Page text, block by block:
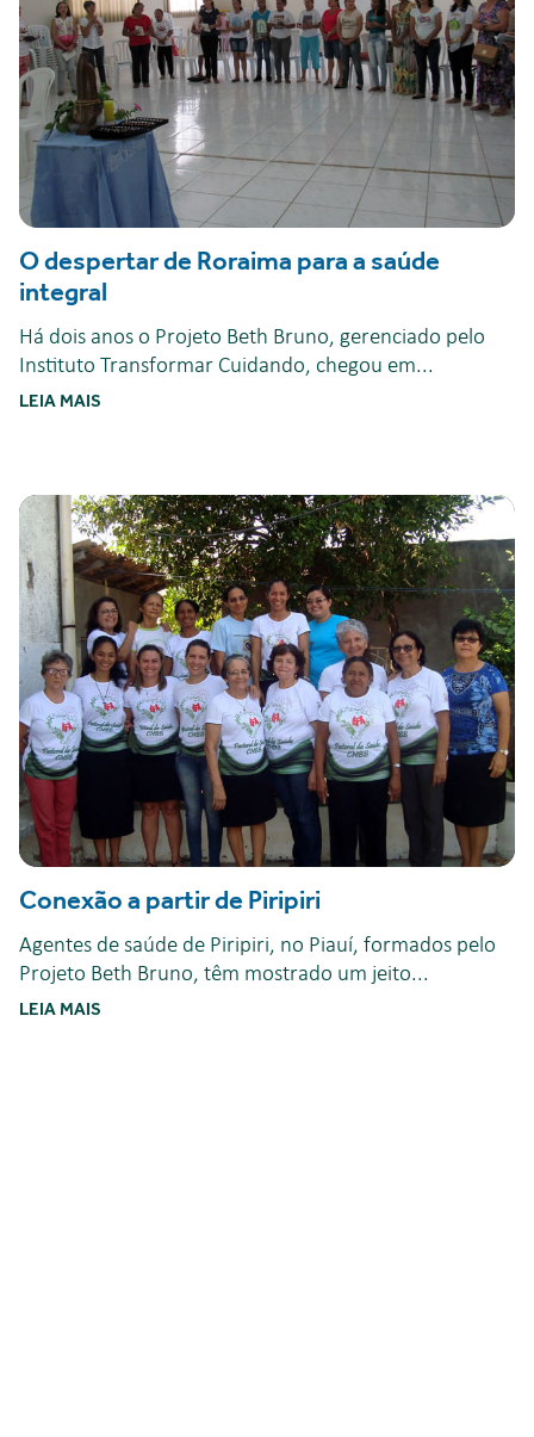
O despertar de Roraima para a saúde
integral
Há dois anos o Projeto Beth Bruno, gerenciado pelo
Instituto Transformar Cuidando, chegou em...
LEIA MAIS
Conexão a partir de Piripiri
Agentes de saúde de Piripiri, no Piauí, formados pelo
Projeto Beth Bruno, têm mostrado um jeito...
LEIA MAIS